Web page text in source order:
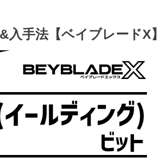
手法【ベイブレードX】